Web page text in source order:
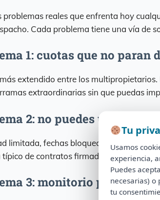
problemas reales que enfrenta hoy
Cada problema tiene una vía de
1: cuotas que no paran
extendido entre los
extraordinarias sin que puedas
2: no puedes usar la
limitada, fechas bloqueadas. El cambio a
de contratos firmados después de
3: monitorio por
Tu
Usamos
experiencia,
Puedes
necesarias) o
tu
Tu
Usamos
experiencia,
Puedes
necesarias)
tu